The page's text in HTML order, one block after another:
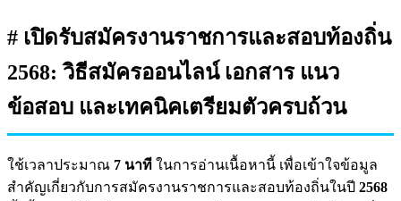
# เปิดรับสมัครงานราชการและสอบท้องถิ่น
2568: วิธีสมัครออนไลน์ เอกสาร แนว
ข้อสอบ และเทคนิคเตรียมตัวครบถ้วน
ใช้เวลาประมาณ 7 นาที ในการอ่านเนื้อหานี้ เพื่อเข้าใจข้อมูล
สำคัญเกี่ยวกับการสมัครงานราชการและสอบท้องถิ่นในปี 2568